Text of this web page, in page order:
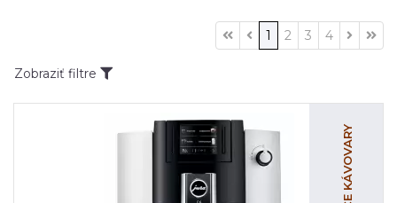
1 2 3 4
Zobraziť filtre